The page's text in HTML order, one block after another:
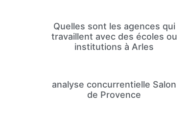
Quelles sont les agences qui
travaillent avec des écoles ou
institutions à Arles
analyse concurrentielle Salon
de Provence